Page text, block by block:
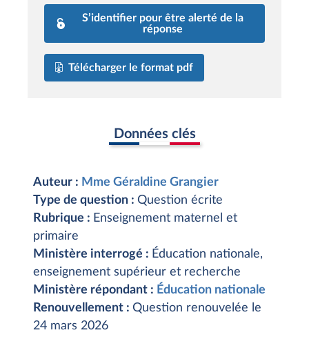
S’identifier pour être alerté de la
réponse
Télécharger le format pdf
Données clés
Auteur : Mme Géraldine Grangier
Type de question : Question écrite
Rubrique : Enseignement maternel et
primaire
Ministère interrogé : Éducation nationale,
enseignement supérieur et recherche
Ministère répondant : Éducation nationale
Renouvellement : Question renouvelée le
24 mars 2026